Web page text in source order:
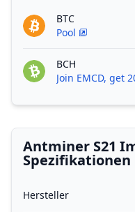
BTC
Pool
BCH
Antminer S21
Spezifikationen
Hersteller